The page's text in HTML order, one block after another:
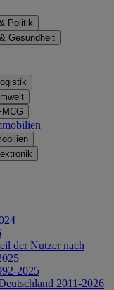
Politik
Gesundheit
der Nutzer nach
2025
2011-2026